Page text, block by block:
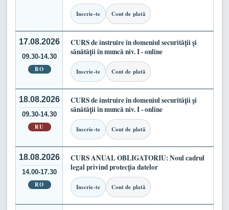
Inscrie-te Cont de plată
17.08.2026
09.30-14.30
RO
CURS de instruire în domeniul securității și
sănătății în muncă niv. I - online
Inscrie-te Cont de plată
18.08.2026
09.30-14.30
RU
CURS de instruire în domeniul securității și
sănătății în muncă niv. I - online
Inscrie-te Cont de plată
18.08.2026
14.00-17.30
RO
CURS ANUAL OBLIGATORIU: Noul cadrul
legal privind protecția datelor
Inscrie-te Cont de plată